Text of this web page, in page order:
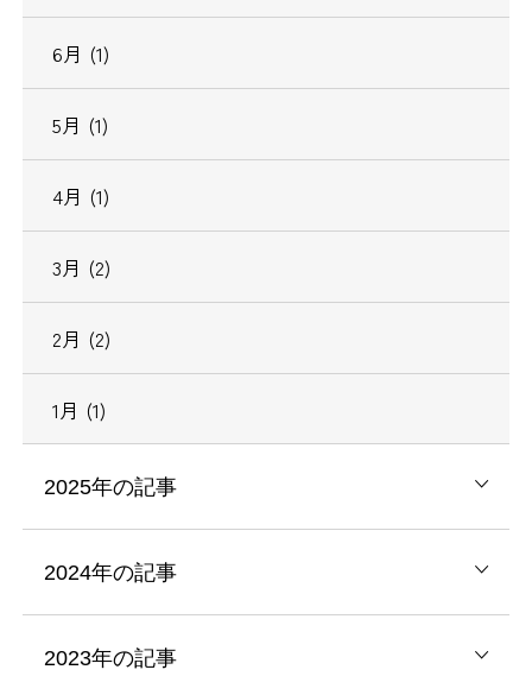
6月 (1)
5月 (1)
4月 (1)
3月 (2)
2月 (2)
1月 (1)
2025年の記事
2024年の記事
2023年の記事